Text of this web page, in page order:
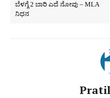
ಬೆಳಗ್ಗೆ 2 ಬಾರಿ ಎದೆ ನೋವು – MLA
ನಿಧನ